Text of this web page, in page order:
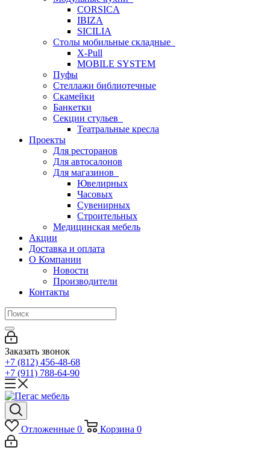
CORSICA
IBIZA
SICILIA
Столы мобильные складные
X-Pull
MOBILE SYSTEM
Пуфы
Стеллажи библиотечные
Скамейки
Банкетки
Секции стульев
Театральные кресла
Проекты
Для ресторанов
Для автосалонов
Для магазинов
Ювелирных
Часовых
Сувенирных
Строительных
Медицинская мебель
Акции
Доставка и оплата
О Компании
Новости
Производители
Контакты
Заказать звонок
+7 (812) 456-48-68
+7 (911) 788-64-90
Отложенные 0 Корзина 0